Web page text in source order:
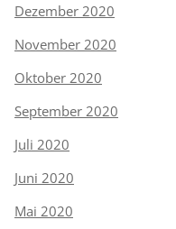
Dezember 2020
November 2020
Oktober 2020
September 2020
Juli 2020
Juni 2020
Mai 2020